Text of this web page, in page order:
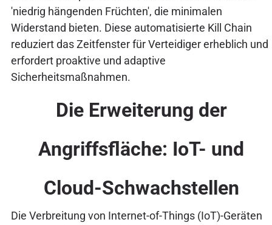
'niedrig hängenden Früchten', die minimalen
Widerstand bieten. Diese automatisierte Kill Chain
reduziert das Zeitfenster für Verteidiger erheblich und
erfordert proaktive und adaptive
Sicherheitsmaßnahmen.
Die Erweiterung der
Angriffsfläche: IoT- und
Cloud-Schwachstellen
Die Verbreitung von Internet-of-Things (IoT)-Geräten